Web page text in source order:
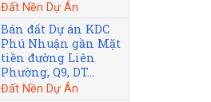
Đất Nền Dự Án
Bán đất Dự án KDC
Phú Nhuận gần Mặt
tiền đường Liên
Phường, Q9, DT...
Đất Nền Dự Án